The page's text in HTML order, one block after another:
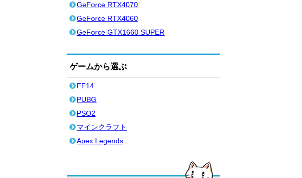
GeForce RTX4070
GeForce RTX4060
GeForce GTX1660 SUPER
ゲームから選ぶ
FF14
PUBG
PSO2
マインクラフト
Apex Legends